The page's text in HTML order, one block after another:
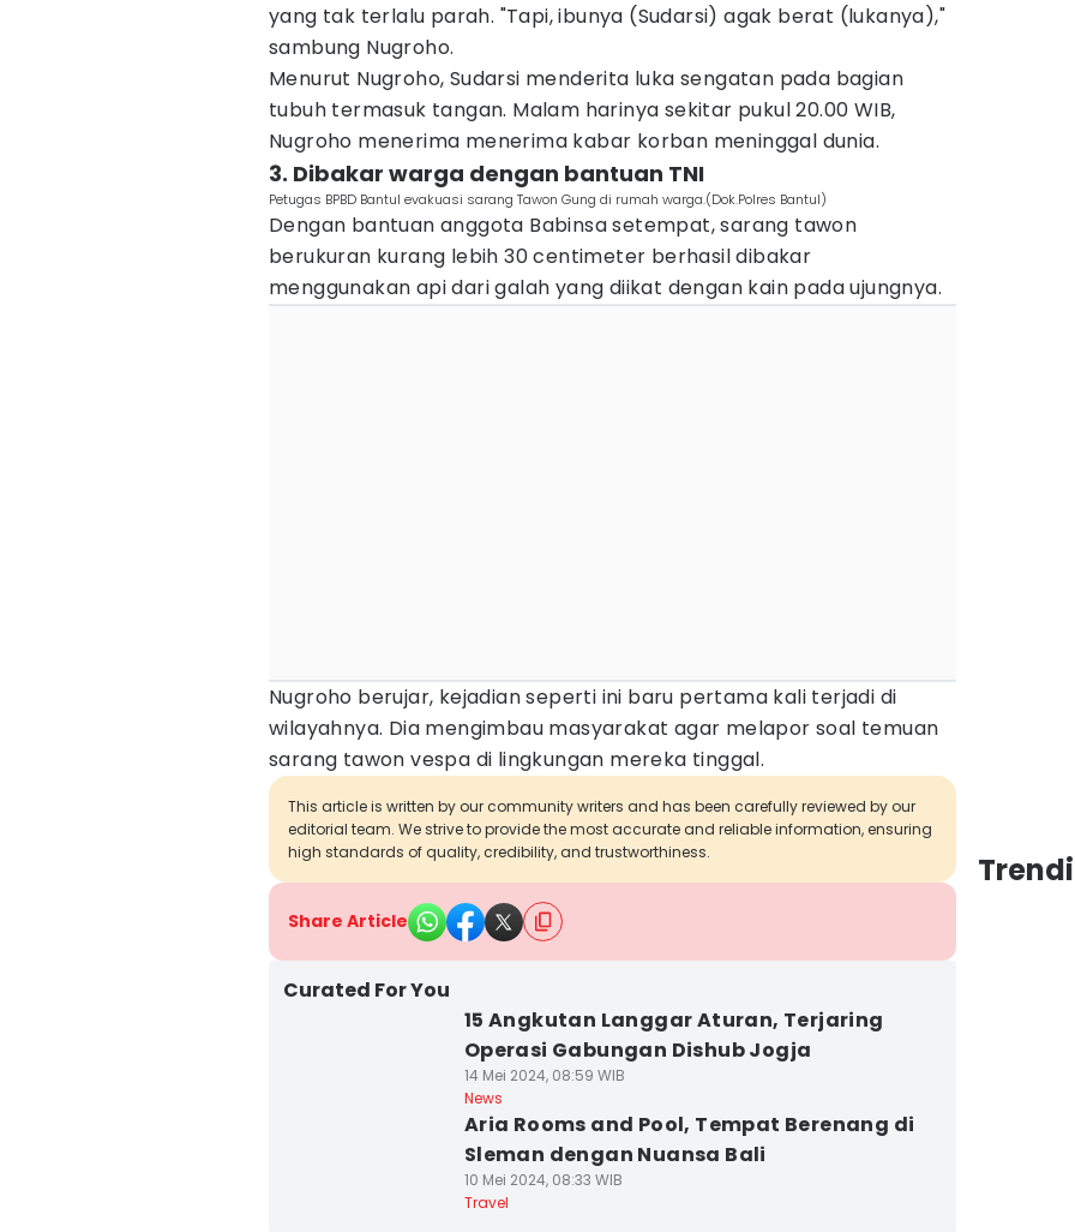
yang tak terlalu parah. "Tapi, ibunya (Sudarsi) agak berat (lukanya),"
sambung Nugroho.
Menurut Nugroho, Sudarsi menderita luka sengatan pada bagian
tubuh termasuk tangan. Malam harinya sekitar pukul 20.00 WIB,
Nugroho menerima menerima kabar korban meninggal dunia.
3. Dibakar warga dengan bantuan TNI
Petugas BPBD Bantul evakuasi sarang Tawon Gung di rumah warga.(Dok.Polres Bantul)
Dengan bantuan anggota Babinsa setempat, sarang tawon
berukuran kurang lebih 30 centimeter berhasil dibakar
menggunakan api dari galah yang diikat dengan kain pada ujungnya.
Nugroho berujar, kejadian seperti ini baru pertama kali terjadi di
wilayahnya. Dia mengimbau masyarakat agar melapor soal temuan
sarang tawon vespa di lingkungan mereka tinggal.
This article is written by our community writers and has been carefully reviewed by our
editorial team. We strive to provide the most accurate and reliable information, ensuring
high standards of quality, credibility, and trustworthiness.
Share Article
Curated For You
15 Angkutan Langgar Aturan, Terjaring
Operasi Gabungan Dishub Jogja
14 Mei 2024, 08:59 WIB
News
Aria Rooms and Pool, Tempat Berenang di
Sleman dengan Nuansa Bali
10 Mei 2024, 08:33 WIB
Travel